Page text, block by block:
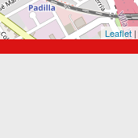
Leaflet|